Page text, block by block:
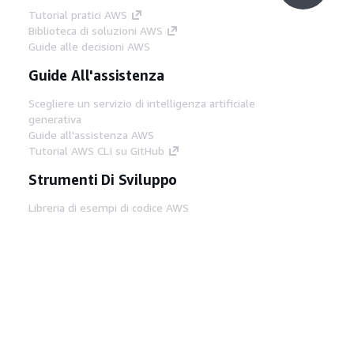
Tutorial pratici AWS
Biblioteca di soluzioni AWS
Guide alle decisioni AWS
Guide All'assistenza
Scegliere un servizio di intelligenza artificiale
generativa
Guide all'assistenza AWS
Tutorial AWS CLI su GitHub
Strumenti Di Sviluppo
Libreria di esempi di codice AWS